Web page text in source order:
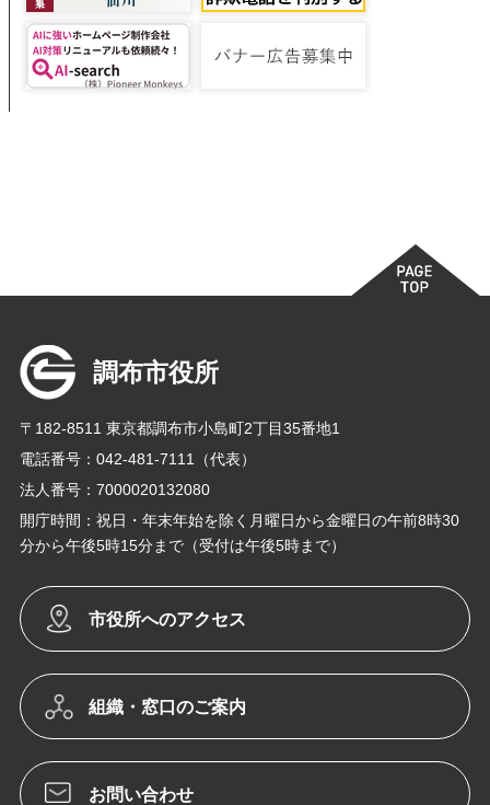
調布市役所
〒182-8511 東京都調布市小島町2丁目35番地1
電話番号：042-481-7111（代表）
法人番号：7000020132080
開庁時間：祝日・年末年始を除く月曜日から金曜日の午前8時30
分から午後5時15分まで（受付は午後5時まで）
市役所へのアクセス
組織・窓口のご案内
お問い合わせ